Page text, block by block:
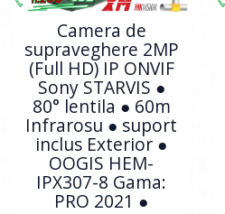
Camera de
supraveghere 2MP
(Full HD) IP ONVIF
Sony STARVIS ●
80° lentila ● 60m
Infrarosu ● suport
inclus Exterior ●
OOGIS HEM-
IPX307-8 Gama:
PRO 2021 ●